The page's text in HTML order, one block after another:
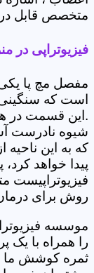
متخصص قابل
فیزیوتراپی در
مفصل مچ پا
است که
.این قسمت در
شیوه نادرست
که به این
پیدا خواهد
فیزیوتراپیست
روش برای
موسسه
را همراه با یک
ثمره کوشش ما